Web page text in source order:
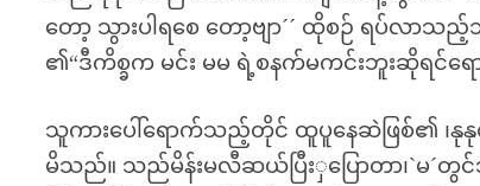
တော့ သွားပါရစေ တော့ဗျာ´´ ထိုစဉ် ရပ်လာ
၏“ဒီကိစ္ခက မင်း မမ ရဲ့စနက်မကင်းဘူးဆိုရ
သူကားပေါ်ရောက်သည့်တိုင် ထူပူနေဆဲဖြစ်၏ ၊နု
မိသည်။ သည်မိန်းမလီဆယ်ပြီးှပြောတာ၊`မ´